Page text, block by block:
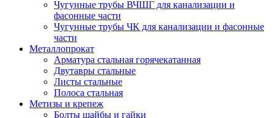
Чугунные трубы ВЧШГ для канализации и
фасонные части
Чугунные трубы ЧК для канализации и фасонные
части
Металлопрокат
Арматура стальная горячекатанная
Двутавры стальные
Листы стальные
Полоса стальная
Метизы и крепеж
Болты шайбы и гайки